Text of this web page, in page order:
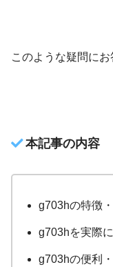
このような疑問にお
本記事の内容
g703hの特徴
g703hを実際
g703hの便利